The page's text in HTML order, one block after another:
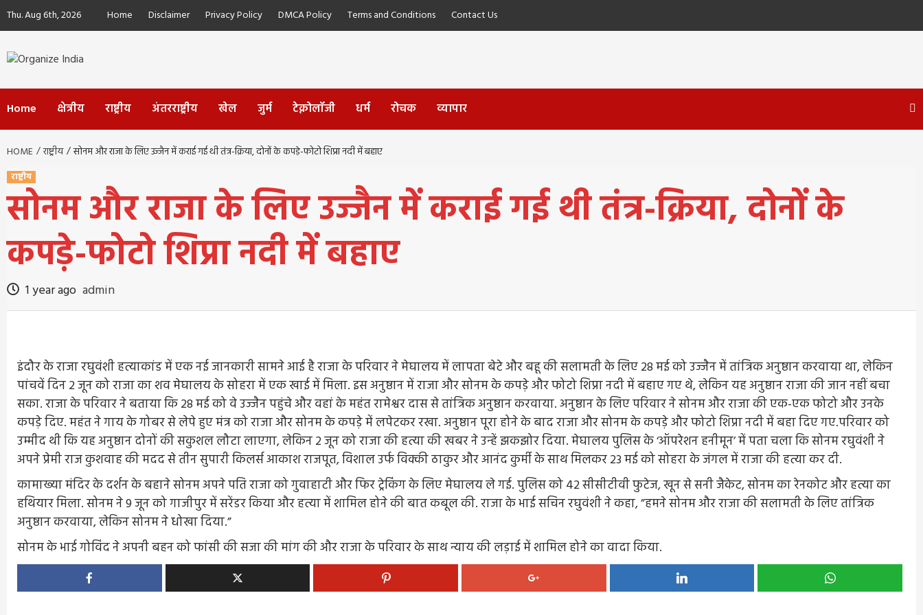
Skip
toThu. Aug 6th, 2026 Home Disclaimer Privacy Policy DMCA Policy Terms and Conditions Contact Us
Home क्षेत्रीय राष्ट्रीय अंतरराष्ट्रीय खेल जुर्म टेक्नोलॉजी धर्म रोचक व्यापार
HOME राष्ट्रीय सोनम और राजा के लिए उज्जैन में कराई गई थी तंत्र-क्रिया, दोनों के कपड़े-फोटो शिप्रा नदी में बहाए
राष्ट्रीय
सोनम और राजा के लिए उज्जैन में कराई गई थी तंत्र-क्रिया, दोनों के
कपड़े-फोटो शिप्रा नदी में बहाए
1 year ago admin
इंदौर के राजा रघुवंशी हत्याकांड में एक नई जानकारी सामने आई है राजा के परिवार ने मेघालय में लापता बेटे और बहू की सलामती के लिए 28 मई को उज्जैन में तांत्रिक अनुष्ठान करवाया था, लेकिन
पांचवें दिन 2 जून को राजा का शव मेघालय के सोहरा में एक खाई में मिला. इस अनुष्ठान में राजा और सोनम के कपड़े और फोटो शिप्रा नदी में बहाए गए थे, लेकिन यह अनुष्ठान राजा की जान नहीं बचा
सका. राजा के परिवार ने बताया कि 28 मई को वे उज्जैन पहुंचे और वहां के महंत रामेश्वर दास से तांत्रिक अनुष्ठान करवाया. अनुष्ठान के लिए परिवार ने सोनम और राजा की एक-एक फोटो और उनके
कपड़े दिए. महंत ने गाय के गोबर से लेपे हुए मंत्र को राजा और सोनम के कपड़े में लपेटकर रखा. अनुष्ठान पूरा होने के बाद राजा और सोनम के कपड़े और फोटो शिप्रा नदी में बहा दिए गए.परिवार को
उम्मीद थी कि यह अनुष्ठान दोनों की सकुशल लौटा लाएगा, लेकिन 2 जून को राजा की हत्या की खबर ने उन्हें झकझोर दिया. मेघालय पुलिस के ‘ऑपरेशन हनीमून’ में पता चला कि सोनम रघुवंशी ने
अपने प्रेमी राज कुशवाह की मदद से तीन सुपारी किलर्स आकाश राजपूत, विशाल उर्फ विक्की ठाकुर और आनंद कुर्मी के साथ मिलकर 23 मई को सोहरा के जंगल में राजा की हत्या कर दी.
कामाख्या मंदिर के दर्शन के बहाने सोनम अपने पति राजा को गुवाहाटी और फिर ट्रेकिंग के लिए मेघालय ले गई. पुलिस को 42 सीसीटीवी फुटेज, खून से सनी जैकेट, सोनम का रेनकोट और हत्या का
हथियार मिला. सोनम ने 9 जून को गाजीपुर में सरेंडर किया और हत्या में शामिल होने की बात कबूल की. राजा के भाई सचिन रघुवंशी ने कहा, ”हमने सोनम और राजा की सलामती के लिए तांत्रिक
अनुष्ठान करवाया, लेकिन सोनम ने धोखा दिया.”
सोनम के भाई गोविंद ने अपनी बहन को फांसी की सजा की मांग की और राजा के परिवार के साथ न्याय की लड़ाई में शामिल होने का वादा किया.